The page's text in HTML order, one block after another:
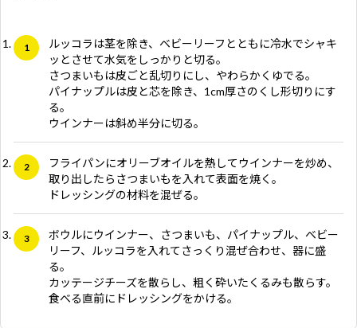
ルッコラは茎を除き、ベビーリーフとともに冷水でシャキ
ッとさせて水気をしっかりと切る。
さつまいもは皮ごと乱切りにし、やわらかくゆでる。
パイナップルは皮と芯を除き、1cm厚さのくし形切りにす
る。
ウインナーは斜め半分に切る。
フライパンにオリーブオイルを熱してウインナーを炒め、
取り出したらさつまいもを入れて表面を焼く。
ドレッシングの材料を混ぜる。
ボウルにウインナー、さつまいも、パイナップル、ベビー
リーフ、ルッコラを入れてさっくり混ぜ合わせ、器に盛
る。
カッテージチーズを散らし、粗く砕いたくるみも散らす。
食べる直前にドレッシングをかける。